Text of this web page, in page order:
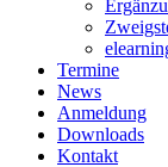
Termine
News
Anmeldung
Downloads
Kontakt